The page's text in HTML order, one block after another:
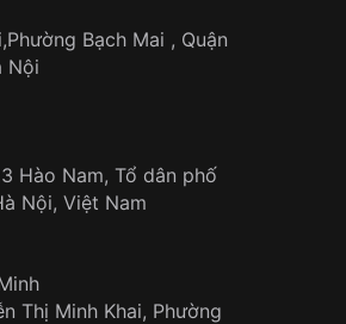
từ khi xác nhận đơn hàng thành
215
bị:
chữa
lợi khách hàng
khách hàng trong suốt quá
Bạch Mai , Quận
Nội
Hào Nam, Tổ dân phố
Nội, Việt Nam
Thị Minh Khai, Phường